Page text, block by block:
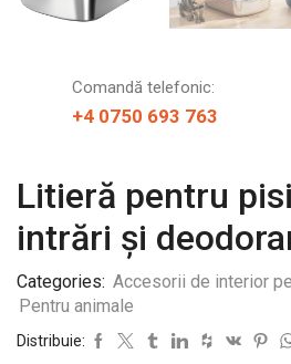
Comandă telefonic:
+4 0750 693 763
Litieră pentru
intrări și
Categories: Accesorii de interior
Pentru animale
Distribuie: